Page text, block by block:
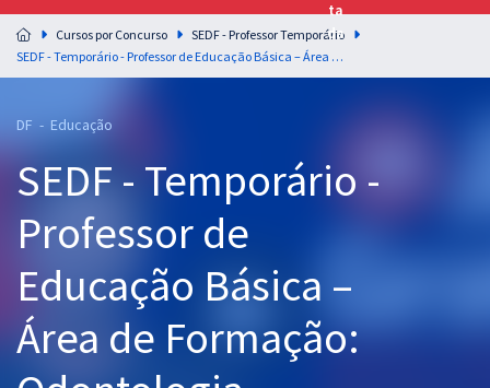
Preparação completa e intensiva para as principais
residências em saúde do Brasil
Cursos 20% OFF
Pós
Graduação
OAB
Mentorias
Cursos por Concurso
SEDF - Professor Temporário
SEDF - Temporário - Professor de Educação Básica – Área de Formação: Odontologia
DF - Educação
SEDF - Temporário -
Professor de
Educação Básica –
Área de Formação: